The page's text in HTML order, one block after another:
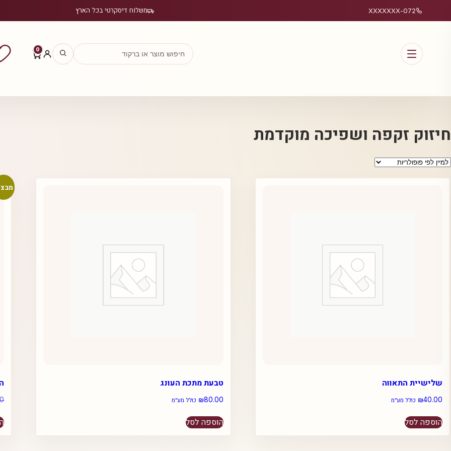
072-XXXXXXX משלוח דיסקרטי בכל הארץ
0
חיזוק זקפה ושפיכה מוקדמת
טבעת מתכת העונג
₪80.00 כולל מע״מ
הוספה לסל
שלישיית התאווה
₪40.00 כולל מע״מ
הוספה לסל